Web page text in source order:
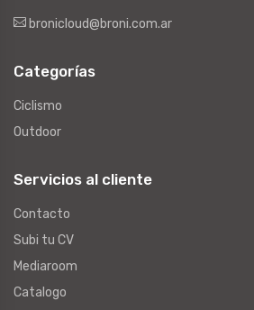
bronicloud@broni.com.ar
Categorías
Ciclismo
Outdoor
Servicios al cliente
Contacto
Subi tu CV
Mediaroom
Catalogo